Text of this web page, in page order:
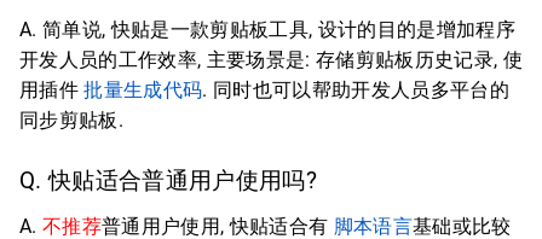
A. 简单说, 快贴是一款剪贴板工具, 设计的目的是增加程序
开发人员的工作效率, 主要场景是: 存储剪贴板历史记录, 使
用插件批量生成代码. 同时也可以帮助开发人员多平台的
同步剪贴板.
Q. 快贴适合普通用户使用吗?
A. 不推荐普通用户使用, 快贴适合有 脚本语言基础或比较